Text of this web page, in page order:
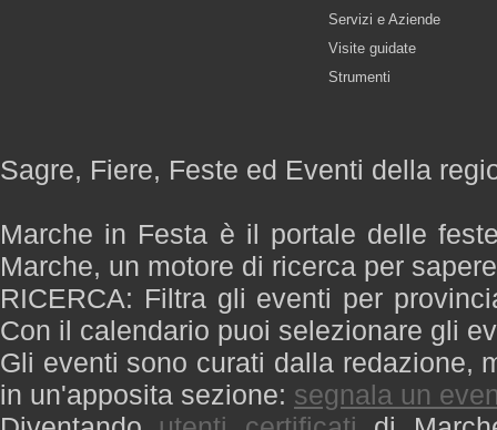
Servizi e Aziende
Visite guidate
Strumenti
Sagre, Fiere, Feste ed Eventi della
Marche in Festa è il portale delle
Marche, un motore di ricerca per
RICERCA: Filtra gli eventi per
Con il calendario puoi selezionare gli
Gli eventi sono curati dalla redazione,
in un'apposita sezione: segnala un